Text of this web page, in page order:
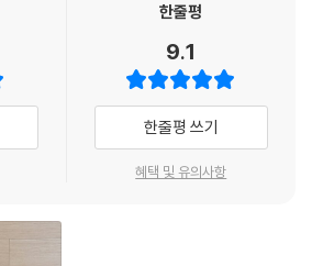
과 자비를 불러일으키는 마르지 않는 샘이 되
사에 적극적으로 개입하는 신은 비판의 대상이
무니없는 폭군이나 심판자로 만들거나 인간의
기란 너무도 쉬운 일이다. 우리는 각자 개인
리당원이나 사회주의자, 인종차별주의자, 혁명
」중에서
서 출간된다. 종교와 영성에 관한 가장 심오하
신의 역사》는 1993년 초판이 출간된 이후 30
이슬람, 아시아 문화권에서도 꾸준히 사랑받으
로 손꼽히고 있다. 교양인에서 새롭게 선보이
끝까지 철저한 원문 대조로 오역을 하나하나
고, 기존 번역본에서 누락된 내용을 빠짐없이
을 최대한 살려 다시 옮긴 25년 만의 ‘전면개
있게 됐다.
한줄평
9.1
한줄평 쓰기
혜택 및 유의사항